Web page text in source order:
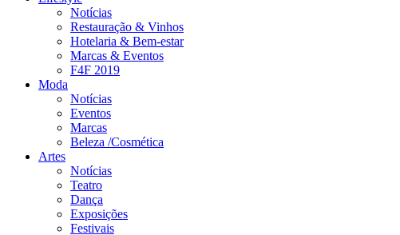
Notícias
Restauração & Vinhos
Hotelaria & Bem-estar
Marcas & Eventos
F4F 2019
Moda
Notícias
Eventos
Marcas
Beleza /Cosmética
Artes
Notícias
Teatro
Dança
Exposições
Festivais